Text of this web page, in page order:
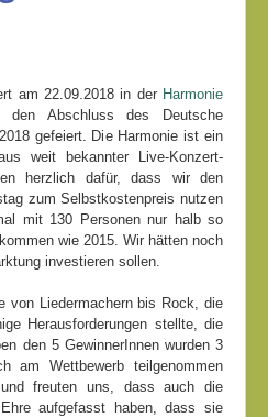
am 22.09.2018 in der Harmonie
Abschluss des Deutsche
gefeiert. Die Harmonie ist ein
weit bekannter Live-Konzert-
herzlich dafür, dass wir den
zum Selbstkostenpreis nutzen
mit 130 Personen nur halb so
wie 2015. Wir hätten noch
investieren sollen.
von Liedermachern bis Rock, die
Herausforderungen stellte, die
den 5 GewinnerInnen wurden 3
am Wettbewerb teilgenommen
freuten uns, dass auch die
aufgefasst haben, dass sie